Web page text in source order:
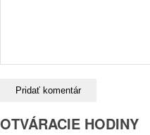
OTVÁRACIE HODINY